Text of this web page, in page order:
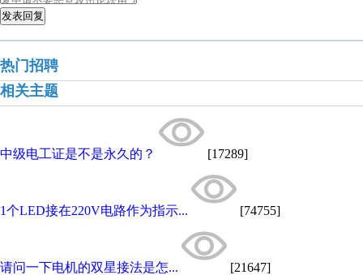
发表回复
热门招聘
相关主题
中级电工证是不是永久的？ [17289]
1个LED接在220V电路作为指示... [74755]
请问一下电机的双星接法是怎... [21647]